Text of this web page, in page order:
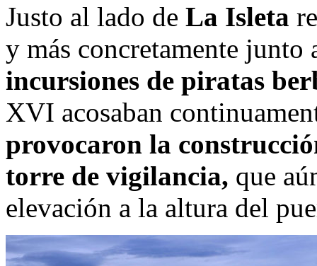
Justo al lado de La Isleta
y más concretamente junto
incursiones de piratas
XVI acosaban
provocaron la
torre de vigilancia, que
elevación a la altura del